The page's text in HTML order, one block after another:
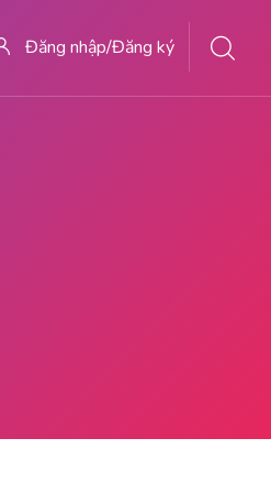
Đăng nhập/Đăng ký